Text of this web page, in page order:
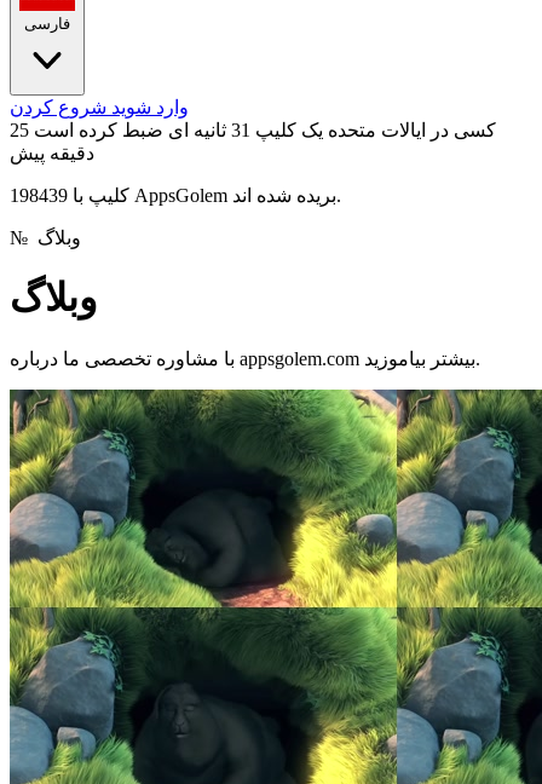
فارسی
وارد شوید شروع کردن
کسی در ایالات متحده یک کلیپ 31 ثانیه ای ضبط کرده است
25
دقیقه پیش
198439 کلیپ با AppsGolem بریده شده اند.
№ وبلاگ
وبلاگ
با مشاوره تخصصی ما درباره appsgolem.com بیشتر بیاموزید.